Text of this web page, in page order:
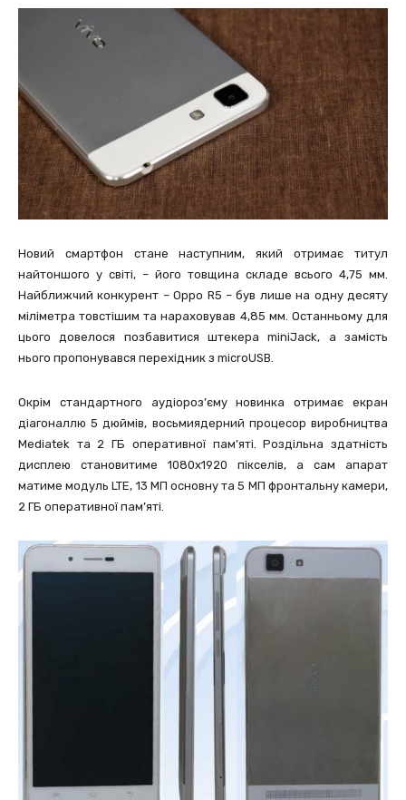
Новий смартфон стане наступним, який отримає титул
найтоншого у світі, – його товщина складе всього 4,75 мм.
Найближчий конкурент – Oppo R5 – був лише на одну десяту
міліметра товстішим та нараховував 4,85 мм. Останньому для
цього довелося позбавитися штекера miniJack, а замість
нього пропонувався перехідник з microUSB.
Окрім стандартного аудіороз’єму новинка отримає екран
діагоналлю 5 дюймів, восьмиядерний процесор виробництва
Mediatek та 2 ГБ оперативної пам’яті. Роздільна здатність
дисплею становитиме 1080х1920 пікселів, а сам апарат
матиме модуль LTE, 13 МП основну та 5 МП фронтальну камери,
2 ГБ оперативної пам’яті.